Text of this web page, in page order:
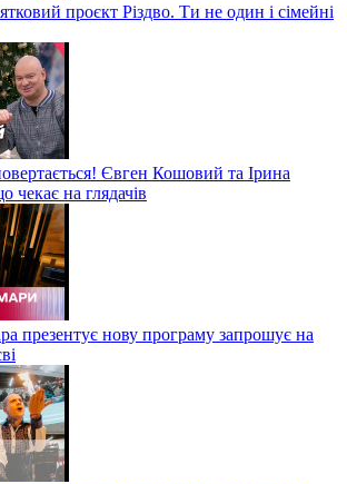
проєкт Різдво. Ти не один і сімейні
Євген Кошовий та Ірина
чекає на глядачів
презентує нову програму запрошує на